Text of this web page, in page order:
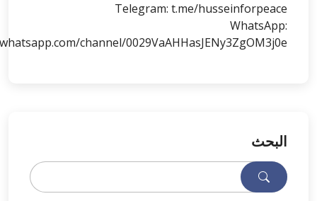
Telegram: t.me/husseinforpeace
WhatsApp:
whatsapp.com/channel/0029VaAHHasJENy3ZgOM3j0e
البحث